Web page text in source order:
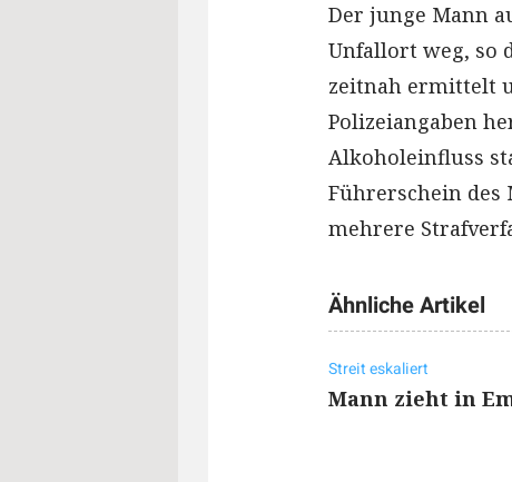
Der junge Mann
Unfallort weg, so
zeitnah ermittelt
Polizeiangaben
Alkoholeinfluss
Führerschein des
mehrere
Ähnliche Artikel
Streit eskaliert
Mann zieht in